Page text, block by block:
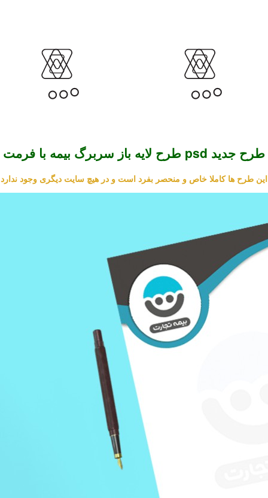
طرح لایه باز سربرگ بیمه با فرمت psd طرح جدید
این طرح ها کاملا خاص و منحصر بفرد است و در هیچ سایت دیگری وجود ندارد